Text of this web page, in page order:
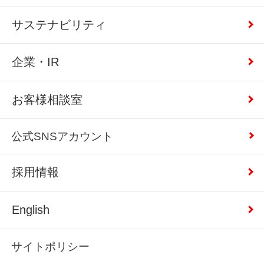
サステナビリティ
企業・IR
お客様相談室
公式SNSアカウント
採用情報
English
サイトポリシー